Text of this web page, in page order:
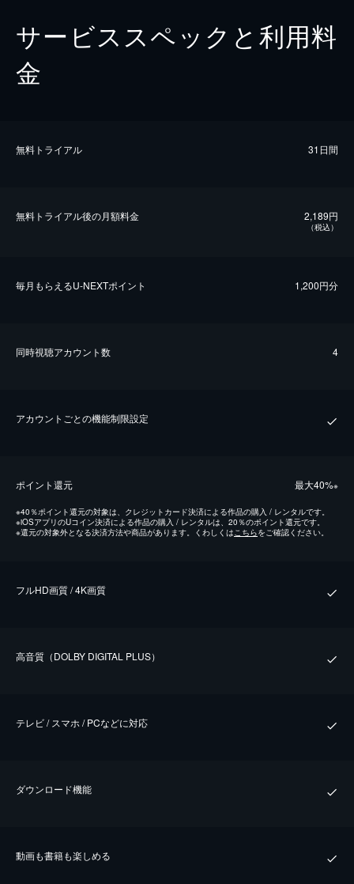
サービススペックと利用料
金
無料トライアル 31日間
無料トライアル後の⽉額料金 2,189円
（税込）
毎⽉もらえるU-NEXTポイント 1,200円分
同時視聴アカウント数 4
アカウントごとの機能制限設定
ポイント還元 最⼤40%※
※40％ポイント還元の対象は、クレジットカード決済による作品の購入 / レンタルです。
※iOSアプリのUコイン決済による作品の購入 / レンタルは、20％のポイント還元です。
※還元の対象外となる決済方法や商品があります。くわしくはこちらをご確認ください。
フルHD画質 / 4K画質
⾼⾳質（DOLBY DIGITAL PLUS）
テレビ / スマホ / PCなどに対応
ダウンロード機能
動画も書籍も楽しめる